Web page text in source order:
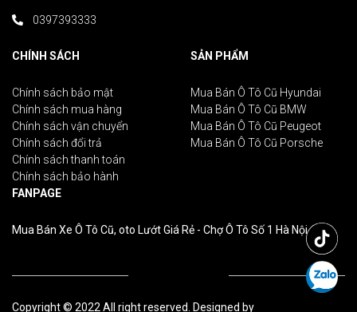
0397393333
CHÍNH SÁCH
Chính sách bảo mật
Chính sách mua hàng
Chính sách vận chuyển
Chính sách đổi trả
Chính sách thanh toán
Chính sách bảo hành
SẢN PHẨM
Mua Bán Ô Tô Cũ Hyundai
Mua Bán Ô Tô Cũ BMW
Mua Bán Ô Tô Cũ Peugeot
Mua Bán Ô Tô Cũ Porsche
FANPAGE
Mua Bán Xe Ô Tô Cũ, oto Lướt Giá Rẻ - Chợ Ô Tô Số 1 Hà Nội
Copyright © 2022 All right reserved. Designed by